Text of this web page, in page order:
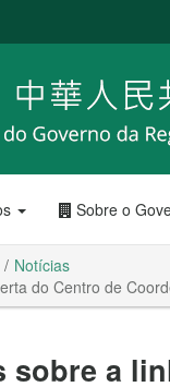
Sobre o
Notícias
do Centro de
sobre a